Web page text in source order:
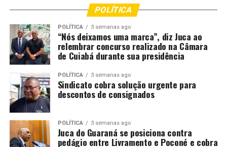
CUIABA..CBA
DESTAQUE DIVULGA
RESULTADO
SELETIVO SOLDADOS TEMPORÁRIOS
UP NEXT
Festa de São Pedro chega à 46ª edição com religião,
cultura e sorteio de moto 0km
DON'T MISS
Motorista de caminhão que morreu carbonizada em
explosão em VG tinha 45 anos
POLÍTICA
POLÍTICA 3 semanas ago
“Nós deixamos uma marca”, diz Juca ao
relembrar concurso realizado na Câmara
de Cuiabá durante sua presidência
POLÍTICA 3 semanas ago
Sindicato cobra solução urgente para
descontos de consignados
POLÍTICA 3 semanas ago
Juca do Guaraná se posiciona contra
pedágio entre Livramento e Poconé e cobra